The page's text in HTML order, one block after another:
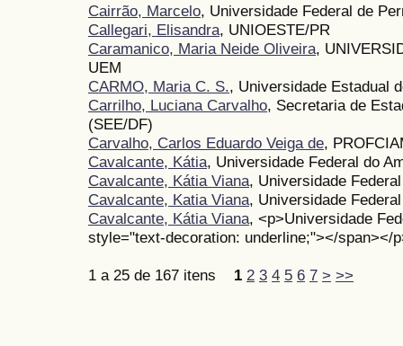
Cairrão, Marcelo, Universidade Federal de
Callegari, Elisandra, UNIOESTE/PR
Caramanico, Maria Neide Oliveira,
UEM
CARMO, Maria C. S., Universidade Estadual
Carrilho, Luciana Carvalho, Secretaria de
(SEE/DF)
Carvalho, Carlos Eduardo Veiga de,
Cavalcante, Kátia, Universidade Federal do
Cavalcante, Kátia Viana, Universidade
Cavalcante, Katia Viana, Universidade
Cavalcante, Kátia Viana, <p>Universidade
style="text-decoration: underline;"></span></
1 a 25 de 167 itens 1 2 3 4 5 6 7 > >>